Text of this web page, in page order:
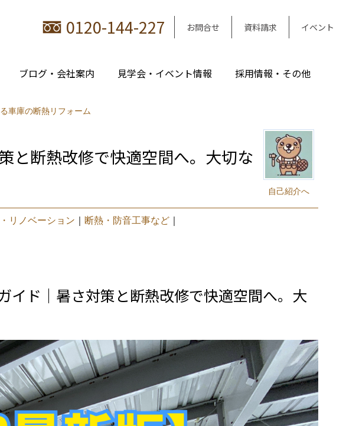
0120-144-227 お問合せ 資料請求 イベント
ブログ・会社案内 見学会・イベント情報 採用情報・その他
車庫の断熱リフォーム
自己紹介へ
と断熱改修で快適空間へ。大切な
リノベーション 断熱・防音工事など
イド｜暑さ対策と断熱改修で快適空間へ。大